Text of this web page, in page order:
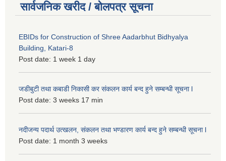
सार्वजनिक खरीद / बोलपत्र सूचना
EBIDs for Construction of Shree Aadarbhut Bidhyalya
Building, Katari-8
Post date: 1 week 1 day
जडीबुटी तथा कबाडी निकासी कर संकलन कार्य बन्द हुने सम्बन्धी सूचना l
Post date: 3 weeks 17 min
नदीजन्य पदार्थ उत्खलन, संकलन तथा भण्डारण कार्य बन्द हुने सम्बन्धी सूचना l
Post date: 1 month 3 weeks